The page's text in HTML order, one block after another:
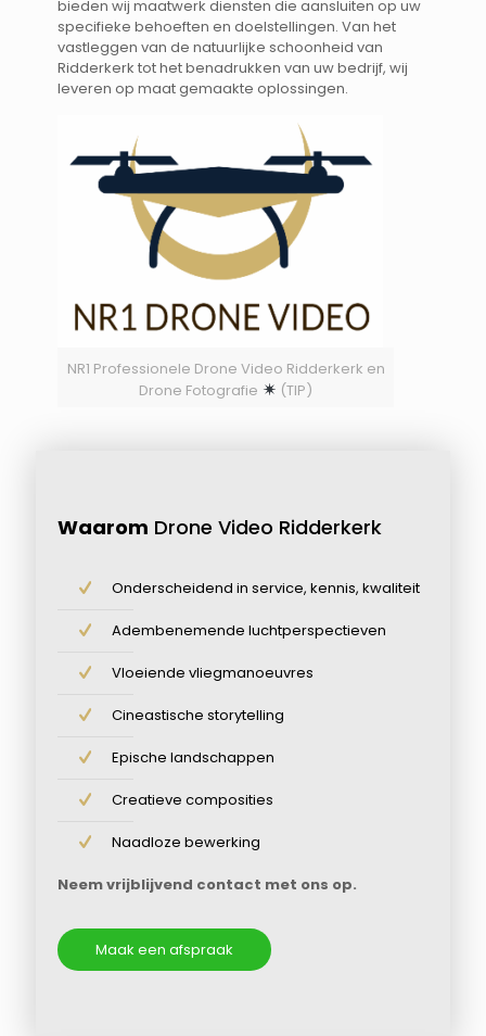
bieden wij maatwerk diensten die aansluiten op uw
specifieke behoeften en doelstellingen. Van het
vastleggen van de natuurlijke schoonheid van
Ridderkerk tot het benadrukken van uw bedrijf, wij
leveren op maat gemaakte oplossingen.
NR1 Professionele Drone Video Ridderkerk en
Drone Fotografie
(TIP)
Waarom Drone Video Ridderkerk
Onderscheidend in service, kennis, kwaliteit
Adembenemende luchtperspectieven
Vloeiende vliegmanoeuvres
Cineastische storytelling
Epische landschappen
Creatieve composities
Naadloze bewerking
Neem vrijblijvend contact met ons op.
Maak een afspraak